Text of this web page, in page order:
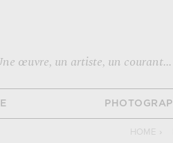
œuvre, un artiste, un courant...
HOME ›